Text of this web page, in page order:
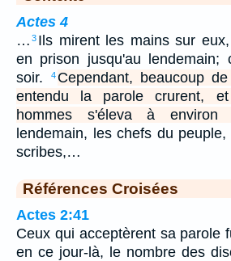
Actes 4
… 3 Ils mirent les mains sur
en prison jusqu'au lendemain;
soir.
4 Cependant, beaucoup
entendu la parole crurent,
hommes s'éleva à environ
lendemain, les chefs du
scribes,…
Références Croisées
Actes 2:41
Ceux qui acceptèrent sa parole
en ce jour-là, le nombre des